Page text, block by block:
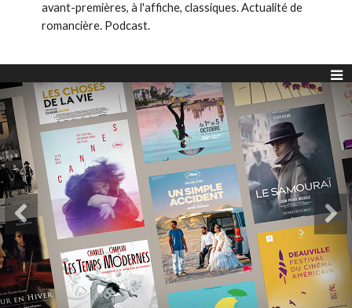
avant-premières, à l'affiche, classiques. Actualité de
romancière. Podcast.